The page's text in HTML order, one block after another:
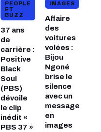
PEOPLE
ET
BUZZ
37 ans
de
carrière :
Positive
Black
Soul
(PBS)
dévoile
le clip
inédit «
PBS 37 »
IMAGES
Affaire
des
voitures
volées :
Bijou
Ngoné
brise le
silence
avec un
message
en
images